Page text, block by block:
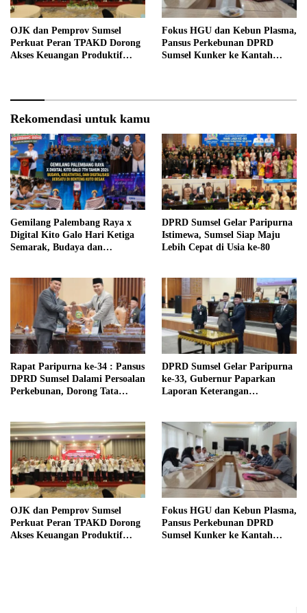
OJK dan Pemprov Sumsel
Perkuat Peran TPAKD Dorong
Akses Keuangan Produktif
Fokus HGU dan Kebun Plasma,
Pansus Perkebunan DPRD
Sumsel Kunker ke Kantah
Rekomendasi untuk kamu
Gemilang Palembang Raya x
Digital Kito Galo Hari Ketiga
Semarak, Budaya dan
DPRD Sumsel Gelar Paripurna
Istimewa, Sumsel Siap Maju
Lebih Cepat di Usia ke-80
Rapat Paripurna ke-34 : Pansus
DPRD Sumsel Dalami Persoalan
Perkebunan, Dorong Tata
DPRD Sumsel Gelar Paripurna
ke-33, Gubernur Paparkan
Laporan Keterangan
OJK dan Pemprov Sumsel
Perkuat Peran TPAKD Dorong
Akses Keuangan Produktif
Fokus HGU dan Kebun Plasma,
Pansus Perkebunan DPRD
Sumsel Kunker ke Kantah